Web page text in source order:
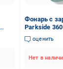
Фонарь с
Parkside
оценить
Нет в